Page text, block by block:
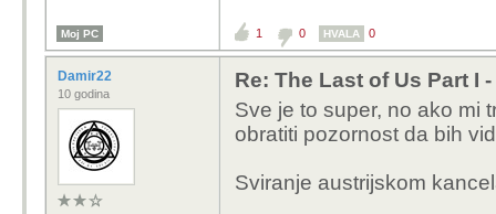
Moj PC 1 0 HVALA 0
Damir22
10 godina
Re: The Last of Us Part I
Sve je to super, no ako mi
obratiti pozornost da bih
Sviranje austrijskom